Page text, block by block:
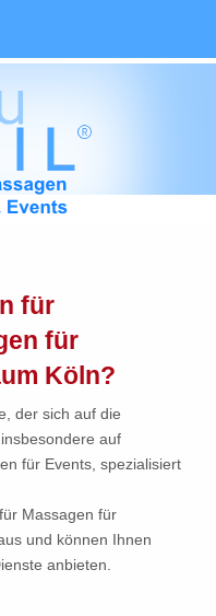
für
für
Köln?
der sich auf die
auf
für Events, spezialisiert
Massagen für
und können Ihnen
anbieten.